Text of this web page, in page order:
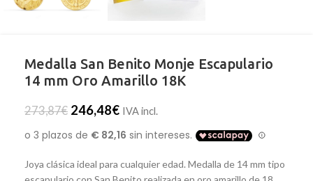
Medalla San Benito Monje Escapulario
14 mm Oro Amarillo 18K
273,87€ 246,48€ IVA incl.
Joya clásica ideal para cualquier edad. Medalla de 14 mm tipo